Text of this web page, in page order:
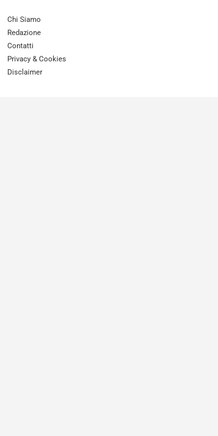
Chi Siamo
Redazione
Contatti
Privacy & Cookies
Disclaimer